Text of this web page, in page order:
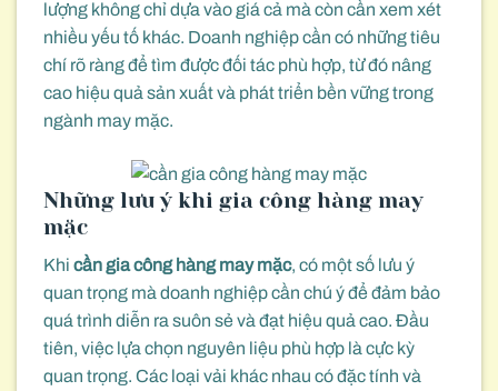
lượng không chỉ dựa vào giá cả mà còn cần xem xét
nhiều yếu tố khác. Doanh nghiệp cần có những tiêu
chí rõ ràng để tìm được đối tác phù hợp, từ đó nâng
cao hiệu quả sản xuất và phát triển bền vững trong
ngành may mặc.
Những lưu ý khi gia công hàng may
mặc
Khi cần gia công hàng may mặc, có một số lưu ý
quan trọng mà doanh nghiệp cần chú ý để đảm bảo
quá trình diễn ra suôn sẻ và đạt hiệu quả cao. Đầu
tiên, việc lựa chọn nguyên liệu phù hợp là cực kỳ
quan trọng. Các loại vải khác nhau có đặc tính và